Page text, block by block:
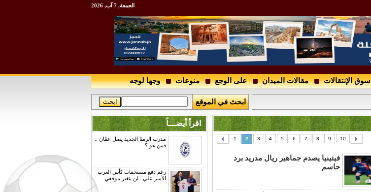
الجمعة, 7 آب, 2026
سوق الإنتقالات مقالات الميدان على الوجع منوعات
وجها لوجه
ابحث في الموقع
1 2 3 4 5 6 7 8 9 10
فيتينيا يصدم جماهير ريال مدريد برد
حاسم
اقرأ أيضـــاً
مدرب الرمثا الجديد يصل عمّان ..
فمن هو ؟
رغم دفع مستحقات كأس العرب
الأمير علي : لن يتغير موقفي